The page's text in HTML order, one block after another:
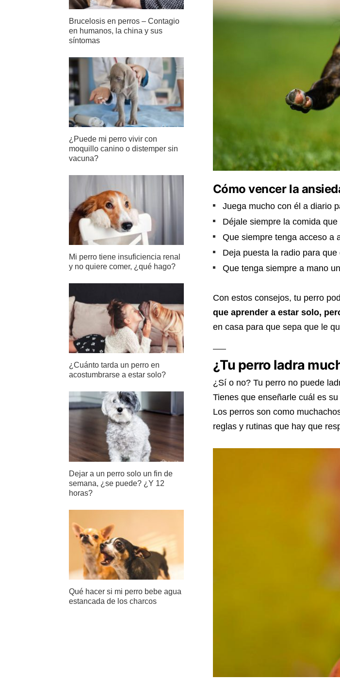
Cómo vencer la
Juega mucho con él a diario
Déjale siempre la comida que
Que siempre tenga acceso a
Deja puesta la radio para
Que tenga siempre a mano
Con estos consejos, tu perro
que aprender a estar solo,
en casa para que sepa que le
¿Tu perro ladra
¿Sí o no? Tu perro no puede
Tienes que enseñarle cuál es
Los perros son como
reglas y rutinas que hay que
Brucelosis en perros – Contagio
en humanos, la china y sus
síntomas
¿Puede mi perro vivir con
moquillo canino o distemper sin
vacuna?
Mi perro tiene insuficiencia renal
y no quiere comer, ¿qué hago?
¿Cuánto tarda un perro en
acostumbrarse a estar solo?
Dejar a un perro solo un fin de
semana, ¿se puede? ¿Y 12
horas?
Qué hacer si mi perro bebe agua
estancada de los charcos